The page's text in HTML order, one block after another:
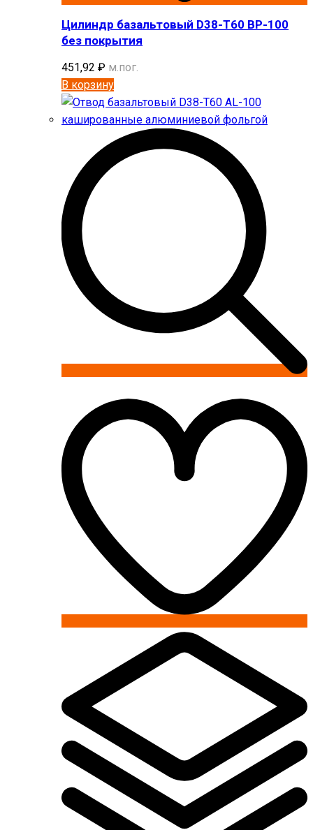
Цилиндр базальтовый D38-T60 BP-100
без покрытия
451,92 ₽ м.пог.
В корзину